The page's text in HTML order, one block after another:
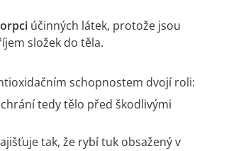
účinných látek, protože jsou
složek do těla.
schopnostem dvojí roli:
tedy tělo před škodlivými
tak, že rybí tuk obsažený v